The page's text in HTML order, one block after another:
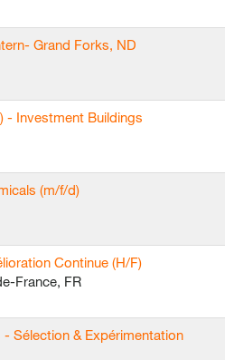
Grand Forks, ND
- Investment Buildings
(m/f/d)
Continue (H/F)
France, FR
Sélection & Expérimentation